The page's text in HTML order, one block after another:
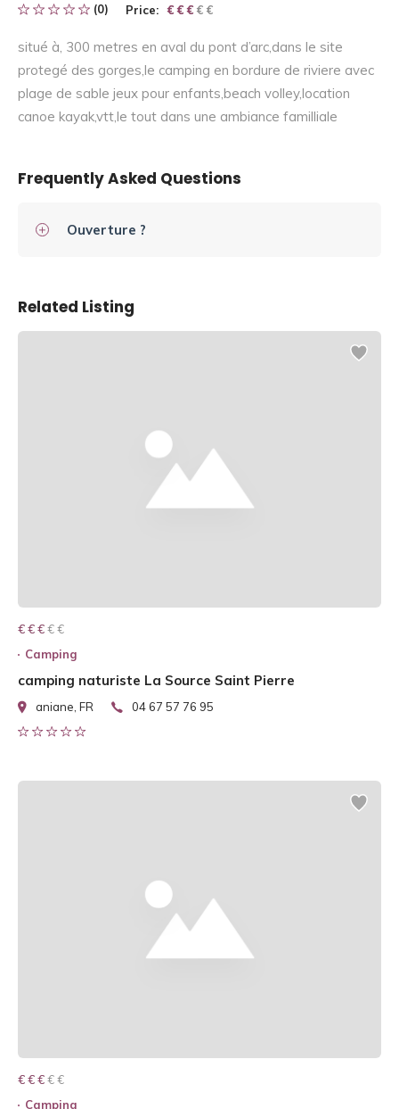
(0) Price: € € € € €
€ € €
situé à, 300 metres en aval du pont d’arc,dans le site
protegé des gorges,le camping en bordure de riviere avec
plage de sable jeux pour enfants,beach volley,location
canoe kayak,vtt,le tout dans une ambiance familliale
Frequently Asked Questions
Ouverture ?
Related Listing
€ € € € €
€ € €
Camping
camping naturiste La Source Saint Pierre
aniane, FR 04 67 57 76 95
€ € € € €
€ € €
Camping